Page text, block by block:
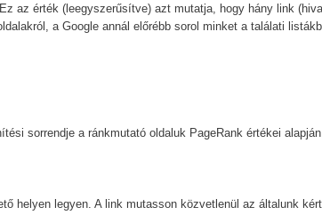
az érték (leegyszerűsítve) azt mutatja, hogy hány link
a Google annál előrébb sorol minket a találati
sorrendje a ránkmutató oldaluk PageRank értékei
helyen legyen. A link mutasson közvetlenül az általunk